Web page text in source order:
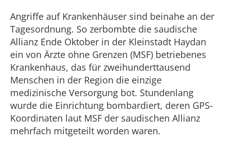
Angriffe auf Krankenhäuser sind beinahe an der
Tagesordnung. So zerbombte die saudische
Allianz Ende Oktober in der Kleinstadt Haydan
ein von Ärzte ohne Grenzen (MSF) betriebenes
Krankenhaus, das für zweihunderttausend
Menschen in der Region die einzige
medizinische Versorgung bot. Stundenlang
wurde die Einrichtung bombardiert, deren GPS-
Koordinaten laut MSF der saudischen Allianz
mehrfach mitgeteilt worden waren.